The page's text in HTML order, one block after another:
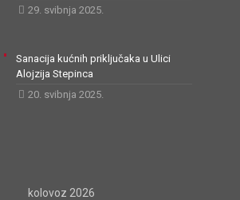
29. svibnja 2025.
Sanacija kućnih priključaka u Ulici
Alojzija Stepinca
20. svibnja 2025.
kolovoz 2026